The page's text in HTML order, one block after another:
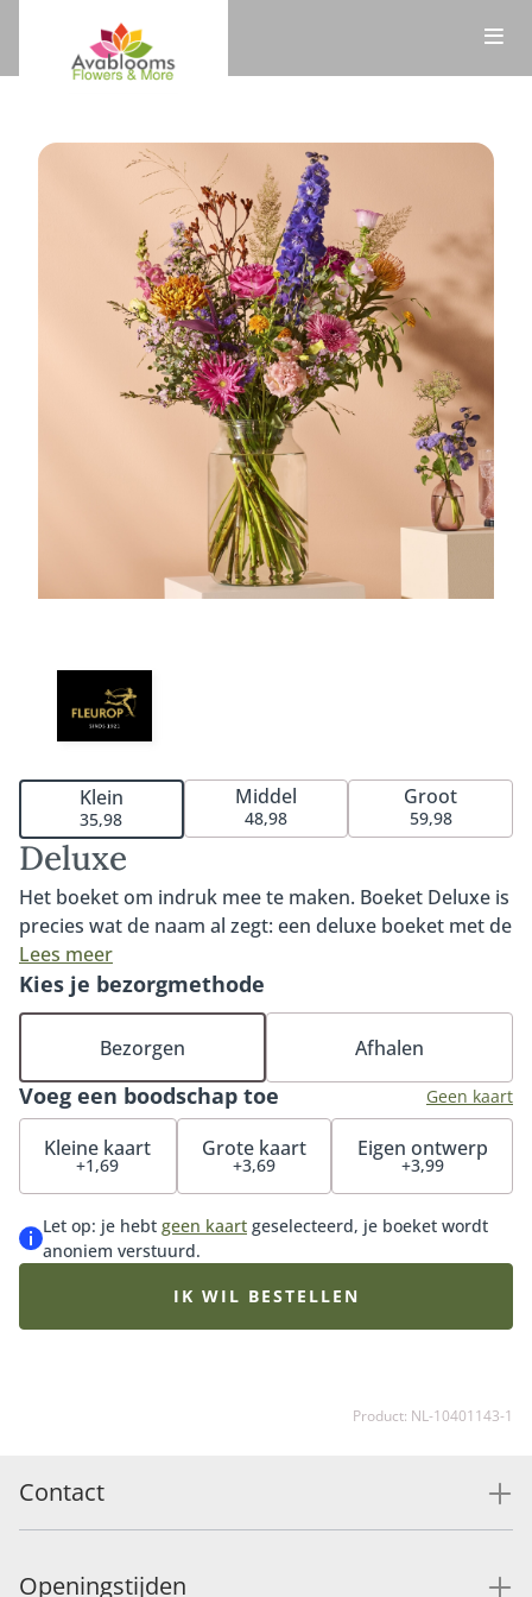
Deluxe
Het boeket om indruk mee te maken. Boeket Deluxe is
precies wat de naam al zegt: een deluxe boeket met de
mooiste bloemen van het seizoen. Rijkelijk, groot in al
haar charme en een ware blikvanger. Een boeket vol
energieke kleuren en ultraverse bloemen. Een
absolute aanrader. Tip: bestel onze heerlijke
chocolade of bonbons of kies voor een bijpassende
vaas (de perfecte match met dit boeket).
Lees meer
Klein
35,98
Middel
48,98
Groot
59,98
Voeg een boodschap toe Geen kaart
Kleine kaart
+1,69
Grote kaart
+3,69
Eigen ontwerp
+3,99
Let op: je hebt geen kaart geselecteerd, je boeket wordt
anoniem verstuurd.
Kies je bezorgmethode
Bezorgen Afhalen
IK WIL BESTELLEN
Product: NL-10401143-1
Contact
Openingstijden